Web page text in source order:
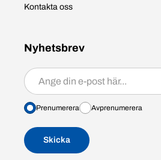
Kontakta oss
Nyhetsbrev
Prenumerera/avprenumerera
Prenumerera Avprenumerera
Skicka